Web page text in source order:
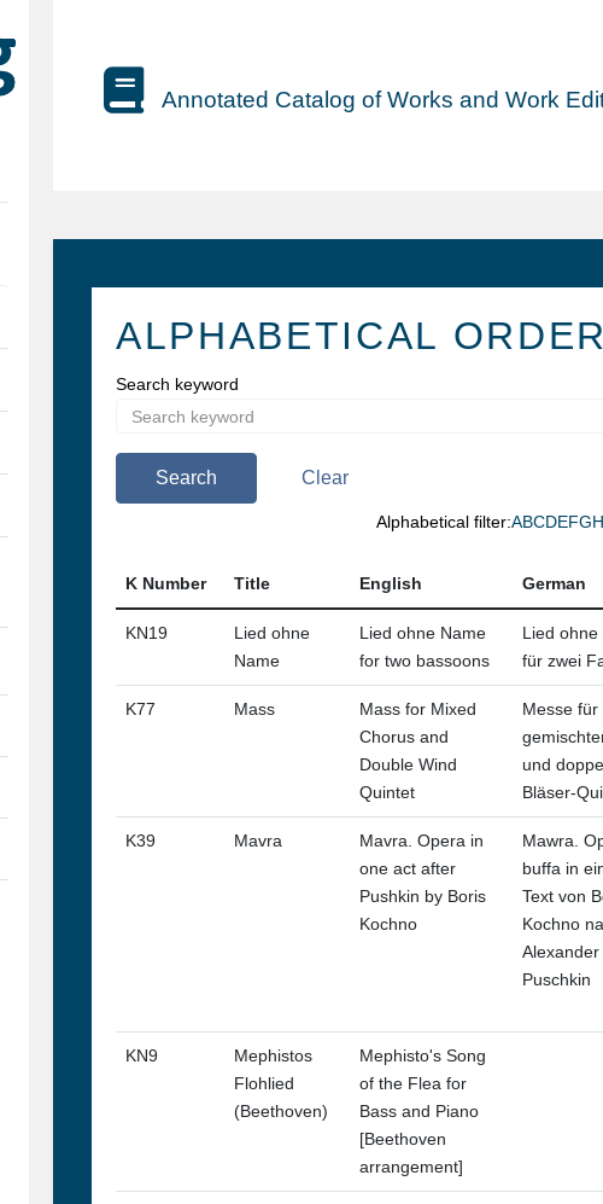
Annotated Catalog of Works and Work
ALPHABETICAL
Search keyword
Search Clear
Alphabetical filter:ABCDEFGH
K Number Title English German
KN19
Lied ohne
Name
Lied ohne Name
for two bassoons
Lied ohne
für zwei
K77 Mass
Mass for Mixed
Chorus and
Double Wind
Quintet
Messe für
und
Bläser-
K39 Mavra
Mavra. Opera in
one act after
Pushkin by Boris
Kochno
Mawra.
buffa in
Text von
Kochno
Alexander
Puschkin
KN9
Mephistos
Flohlied
(Beethoven)
Mephisto's Song
of the Flea for
Bass and Piano
[Beethoven
arrangement]